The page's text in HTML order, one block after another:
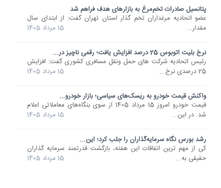
پتانسیل صادرات تخم‌مرغ به بازارهای هدف فراهم شد
عضو اتحادیه مرغداران تخم گذار استان تهران گفت: از ابتدای سال
مقدار...
15 مرداد 1405
نرخ بلیت اتوبوس 25 درصد افزایش یافت؛ رقمی ناچیز در...
رئیس اتحادیه شرکت های حمل ونقل مسافری کشوری گفت: افزایش
25 درصدی نرخ...
15 مرداد 1405
واکنش قیمت خودرو به ریسک‌های سیاسی؛ بازار خودرو...
قیمت خودرو امروز 15 مرداد 1405 از سوی بنگاه‌های معاملاتی اعلام
شد. در این...
15 مرداد 1405
رشد بورس نگاه سرمایه‌گذاران را جلب کرد؛ این...
کی از مهم ترین اتفاقات این هفته، بازگشت قدرتمند سرمایه گذاران
حقیقی به...
15 مرداد 1405